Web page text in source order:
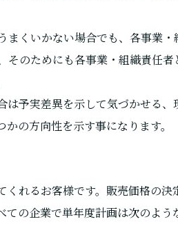
まくいかない場合でも、各事業・
そのためにも各事業・組織責任者
予実差異を示して気づかせる、
の方向性を示す事になります。
れるお客様です。販売価格の決
の企業で単年度計画は次のよう